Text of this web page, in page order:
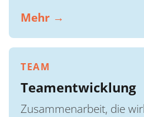
Mehr →
TEAM
Teamentwicklung
Zusammenarbeit, die